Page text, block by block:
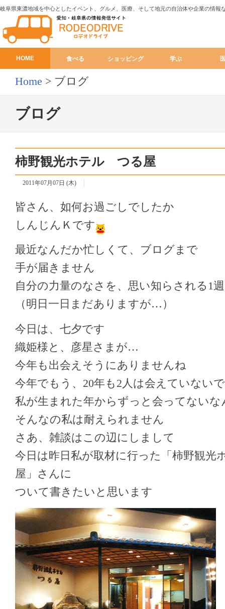
岐阜県東濃地域を中心としたイベント、グルメ、医療、そして地元の自治体や企業の情報
HOME 食べる ショッピング 学ぶ
Home > ブログ
ブログ
柿野観光ホテル つる屋
2011年07月07日 (木)
皆さん、如何お過ごしでしたか
しんじんＫです
最近なんだか忙しくて、ブログまで
手が届きません
自分の力量のなさを、思い知らされる1
（明日一日まだありますが…）
今日は、七夕です
織姫様と、彦星さまが…
今年も出会えそうにありませんね
今年でもう、20年も2人は会えていない
私が生まれた年からずっと会ってないな
そんなの私は耐えられません
さあ、雑談はこの辺にしまして
今日は昨日私が取材に行った「柿野観
屋」さんに
ついて書きたいと思います